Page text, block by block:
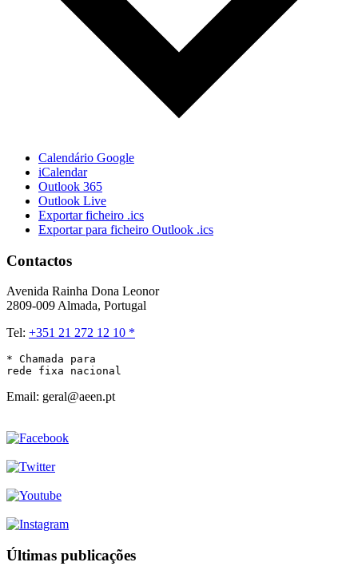
Calendário Google
iCalendar
Outlook 365
Outlook Live
Exportar ficheiro .ics
Exportar para ficheiro Outlook .ics
Contactos
Avenida Rainha Dona Leonor
2809-009 Almada, Portugal
Tel: +351 21 272 12 10 *
* Chamada para
rede fixa nacional
Email: geral@aeen.pt
Últimas publicações